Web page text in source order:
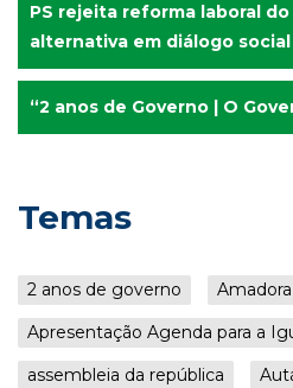
PS rejeita reforma laboral
alternativa em diálogo social
“2 anos de Governo | O
Temas
2 anos de governo
Amadora
Apresentação Agenda para a
assembleia da república